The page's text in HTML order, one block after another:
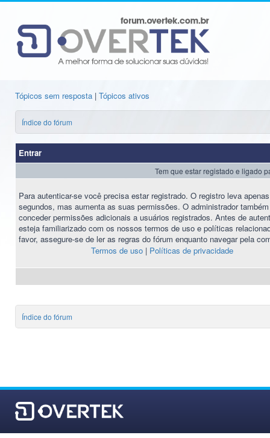
Tópicos sem resposta | Tópicos ativos
Índice do fórum
Entrar
Tem que estar registado e ligado
Para autenticar-se você precisa estar registrado. O registro leva
segundos, mas aumenta as suas permissões. O administrador
conceder permissões adicionais a usuários registrados. Antes de
esteja familiarizado com os nossos termos de uso e políticas
favor, assegure-se de ler as regras do fórum enquanto navegar pela
Termos de uso| Políticas de privacidade
Índice do fórum